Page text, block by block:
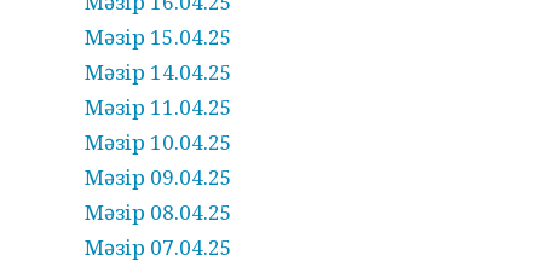
Мәзір 15.04.25
Мәзір 14.04.25
Мәзір 11.04.25
Мәзір 10.04.25
Мәзір 09.04.25
Мәзір 08.04.25
Мәзір 07.04.25